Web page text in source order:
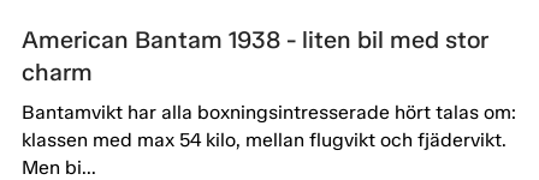
American Bantam 1938 - liten bil med stor
charm
Bantamvikt har alla boxningsintresserade hört talas om:
klassen med max 54 kilo, mellan flugvikt och fjädervikt.
Men bi...